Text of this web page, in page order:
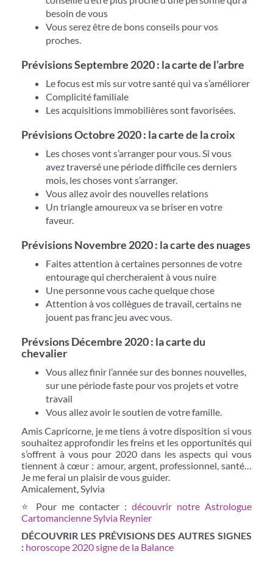
besoin de vous
Vous serez être de bons conseils pour vos
proches.
Prévisions Septembre 2020 : la carte de l’arbre
Le focus est mis sur votre santé qui va s’améliorer
Complicité familiale
Les acquisitions immobilières sont favorisées.
Prévisions Octobre 2020 : la carte de la croix
Les choses vont s’arranger pour vous. Si vous
avez traversé une période difficile ces derniers
mois, les choses vont s’arranger.
Vous allez avoir des nouvelles relations
Un triangle amoureux va se briser en votre
faveur.
Prévisions Novembre 2020 : la carte des nuages
Faites attention à certaines personnes de votre
entourage qui chercheraient à vous nuire
Une personne vous cache quelque chose
Attention à vos collègues de travail, certains ne
jouent pas franc jeu avec vous.
Prévsions Décembre 2020 : la carte du
chevalier
Vous allez finir l’année sur des bonnes nouvelles,
sur une période faste pour vos projets et votre
travail
Vous allez avoir le soutien de votre famille.
Amis Capricorne, je me tiens à votre disposition si vous
souhaitez approfondir les freins et les opportunités qui
s’offrent à vous pour 2020 dans les aspects qui vous
tiennent à cœur : amour, argent, professionnel, santé…
Je me ferai un plaisir de vous guider.
Amicalement, Sylvia
⭐ Pour me contacter : découvrir notre Astrologue
Cartomancienne Sylvia Reynier
DÉCOUVRIR LES PRÉVISIONS DES AUTRES SIGNES
: horoscope 2020 signe de la Balance